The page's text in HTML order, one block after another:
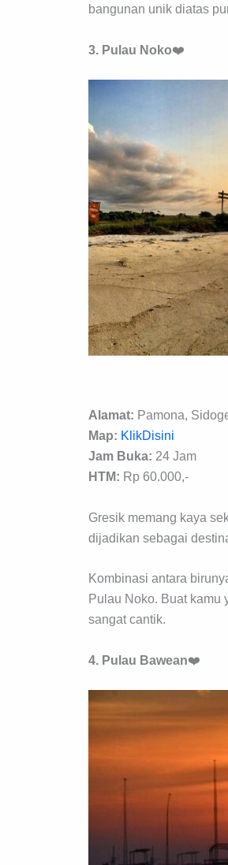
bangunan unik diatas
3. Pulau Noko❤️
Alamat: Pamona,
Map: KlikDisini
Jam Buka: 24 Jam
HTM: Rp 60.000,-
Gresik memang kaya
dijadikan sebagai
Kombinasi antara
Pulau Noko. Buat
sangat cantik.
4. Pulau Bawean❤️